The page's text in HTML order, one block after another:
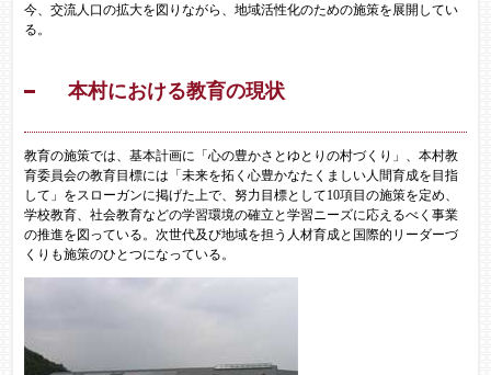
今、交流人口の拡大を図りながら、地域活性化のための施策を展開してい
る。
本村における教育の現状
教育の施策では、基本計画に「心の豊かさとゆとりの村づくり」、本村教
育委員会の教育目標には「未来を拓く心豊かなたくましい人間育成を目指
して」をスローガンに掲げた上で、努力目標として10項目の施策を定め、
学校教育、社会教育などの学習環境の確立と学習ニーズに応えるべく事業
の推進を図っている。次世代及び地域を担う人材育成と国際的リーダーづ
くりも施策のひとつになっている。